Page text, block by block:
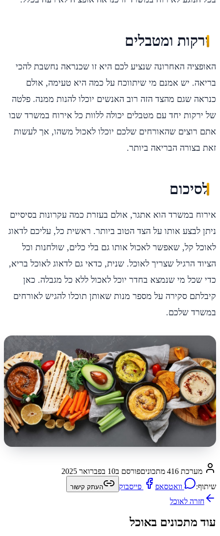
ירקות ומטבלים
האופציה האחרונה שנציע לכם היא זו שכנראה נחשבת להכי
בריאה. יש אמנם מי שיתווכח על כמה היא טעימה, אולם
כנראה שגם מהצד הזה רוב האנשים יוכלו להנות ממנה. פלטה
של ירקות יחד עם מטבלים יכולה ללוות כל אירוח במשרד שבו
אתם רוצים שהאורחים שלכם יוכלו לאכול משהו, אך לעשות
זאת בצורה הבריאה ביותר.
לסיכום
אירוח במשרד הוא אתגר, אולם בעזרת כמה עקרונות בסיסיים
ניתן לבצע אותו על הצד הטוב ביותר. ראשית כל, עליכם לדאוג
לאוכל קל, שאפשר לאכול אותו גם בלי כלים, שולחנות וכל
הציוד הרגיל שצריך לאוכל. שנית, כדאי גם לדאוג לאוכל בריא,
כדי שכל מי שנמצא בחדר יוכל לאכול ללא כל מגבלה. כאן
קיבלתם סקירה על מספר מנות שאותן תוכלו להגיש לאורחים
במשרד שלכם.
מערכת 416 מתכונים פורסם ב10 בפברואר 2025
שיתוף:
וואטסאפ פייסבוק העתק קישור
חזרה לאוכל
עוד מתכונים באוכל